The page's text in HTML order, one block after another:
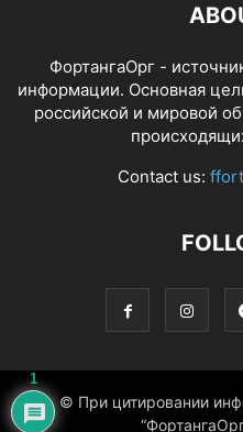
ФортангаОрг -
информации. Основная
российской и мировой
Contact us:
© При цитировании
1